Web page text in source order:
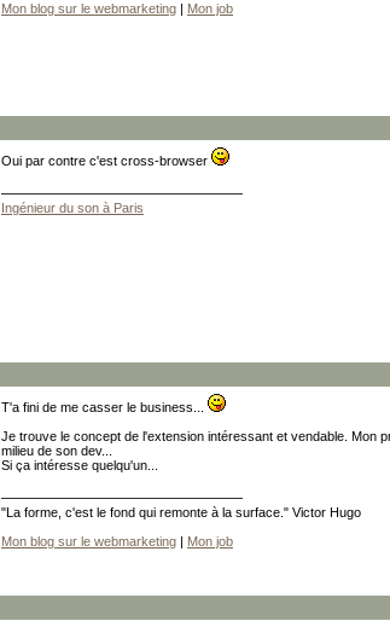
Mon blog sur le webmarketing | Mon job
Oui par contre c'est cross-browser
Ingénieur du son à Paris
T'a fini de me casser le business...
Je trouve le concept de l'extension intéressant et vendable. Mon
milieu de son dev...
Si ça intéresse quelqu'un...
"La forme, c'est le fond qui remonte à la surface." Victor Hugo
Mon blog sur le webmarketing | Mon job